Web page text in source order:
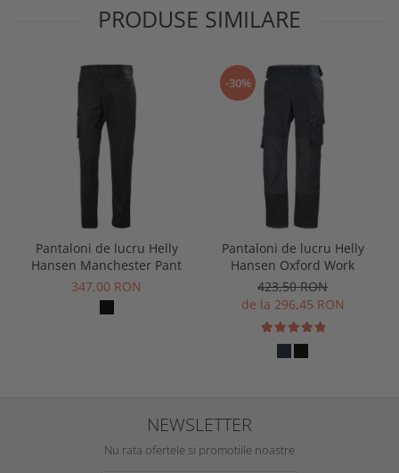
PRODUSE SIMILARE
Pantaloni de lucru Helly
Hansen Manchester Pant
347,00 RON
-30%
Pantaloni de lucru Helly
Hansen Oxford Work
423,50 RON
de la 296,45 RON
NEWSLETTER
Nu rata ofertele si promotiile noastre